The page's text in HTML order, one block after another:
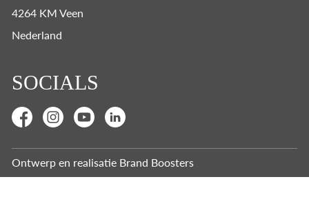
4264 KM Veen
Nederland
SOCIALS
Ontwerp en realisatie Brand Boosters